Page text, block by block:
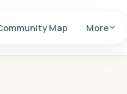
Map More